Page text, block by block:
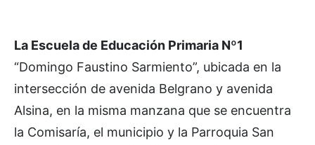
La Escuela de Educación Primaria Nº1
“Domingo Faustino Sarmiento”, ubicada en la
intersección de avenida Belgrano y avenida
Alsina, en la misma manzana que se encuentra
la Comisaría, el municipio y la Parroquia San